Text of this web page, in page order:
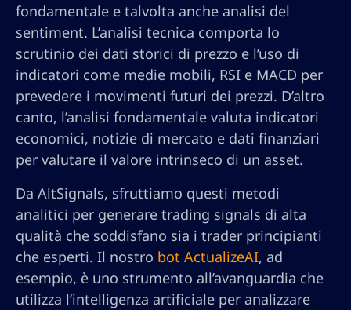
fondamentale e talvolta anche analisi del
sentiment. L’analisi tecnica comporta lo
scrutinio dei dati storici di prezzo e l’uso di
indicatori come medie mobili, RSI e MACD per
prevedere i movimenti futuri dei prezzi. D’altro
canto, l’analisi fondamentale valuta indicatori
economici, notizie di mercato e dati finanziari
per valutare il valore intrinseco di un asset.
Da AltSignals, sfruttiamo questi metodi
analitici per generare trading signals di alta
qualità che soddisfano sia i trader principianti
che esperti. Il nostro bot ActualizeAI, ad
esempio, è uno strumento all’avanguardia che
utilizza l’intelligenza artificiale per analizzare